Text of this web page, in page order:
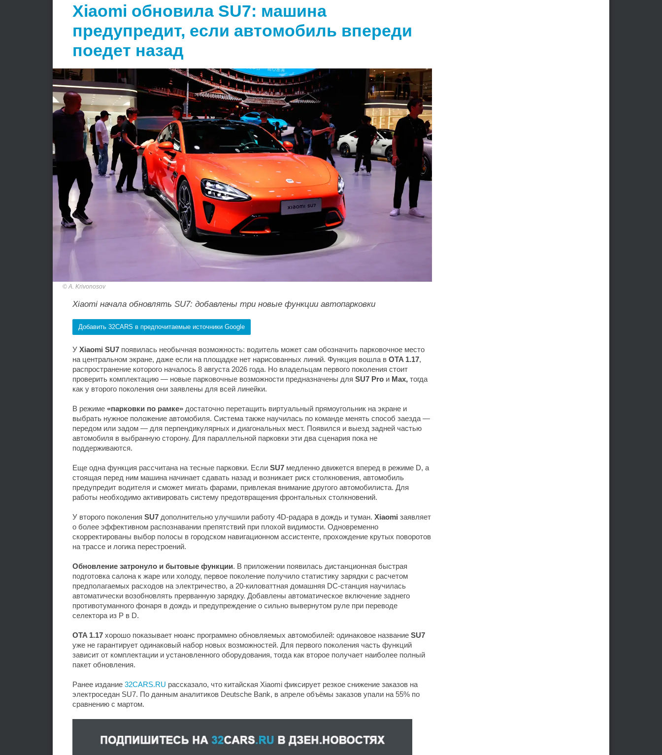
Xiaomi обновила SU7: машина
предупредит, если автомобиль впереди
поедет назад
A. Krivonosov
Xiaomi начала обновлять SU7: добавлены три новые функции автопарковки
Добавить 32CARS в предпочитаемые источники Google
У Xiaomi SU7 появилась необычная возможность: водитель может сам обозначить парковочное место
на центральном экране, даже если на площадке нет нарисованных линий. Функция вошла в OTA 1.17,
распространение которого началось 8 августа 2026 года. Но владельцам первого поколения стоит
проверить комплектацию — новые парковочные возможности предназначены для SU7 Pro и Max, тогда
как у второго поколения они заявлены для всей линейки.
В режиме «парковки по рамке» достаточно перетащить виртуальный прямоугольник на экране и
выбрать нужное положение автомобиля. Система также научилась по команде менять способ заезда —
передом или задом — для перпендикулярных и диагональных мест. Появился и выезд задней частью
автомобиля в выбранную сторону. Для параллельной парковки эти два сценария пока не
поддерживаются.
Еще одна функция рассчитана на тесные парковки. Если SU7 медленно движется вперед в режиме D, а
стоящая перед ним машина начинает сдавать назад и возникает риск столкновения, автомобиль
предупредит водителя и сможет мигать фарами, привлекая внимание другого автомобилиста. Для
работы необходимо активировать систему предотвращения фронтальных столкновений.
У второго поколения SU7 дополнительно улучшили работу 4D-радара в дождь и туман. Xiaomi заявляет
о более эффективном распознавании препятствий при плохой видимости. Одновременно
скорректированы выбор полосы в городском навигационном ассистенте, прохождение крутых поворотов
на трассе и логика перестроений.
Обновление затронуло и бытовые функции. В приложении появилась дистанционная быстрая
подготовка салона к жаре или холоду, первое поколение получило статистику зарядки с расчетом
предполагаемых расходов на электричество, а 20-киловаттная домашняя DC-станция научилась
автоматически возобновлять прерванную зарядку. Добавлены автоматическое включение заднего
противотуманного фонаря в дождь и предупреждение о сильно вывернутом руле при переводе
селектора из P в D.
OTA 1.17 хорошо показывает нюанс программно обновляемых автомобилей: одинаковое название SU7
уже не гарантирует одинаковый набор новых возможностей. Для первого поколения часть функций
зависит от комплектации и установленного оборудования, тогда как второе получает наиболее полный
пакет обновления.
Ранее издание 32CARS.RU рассказало, что китайская Xiaomi фиксирует резкое снижение заказов на
электроседан SU7. По данным аналитиков Deutsche Bank, в апреле объёмы заказов упали на 55% по
сравнению с мартом.